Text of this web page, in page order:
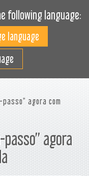
following language:
agora com
agora